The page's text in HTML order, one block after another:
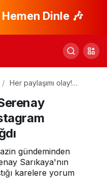
Dinle 🎶
Her paylaşımı olay!
yeni Instagram pozlarına
beğeni yağdı
gündeminden
Sarıkaya'nın
karelere yorum
Paylaş